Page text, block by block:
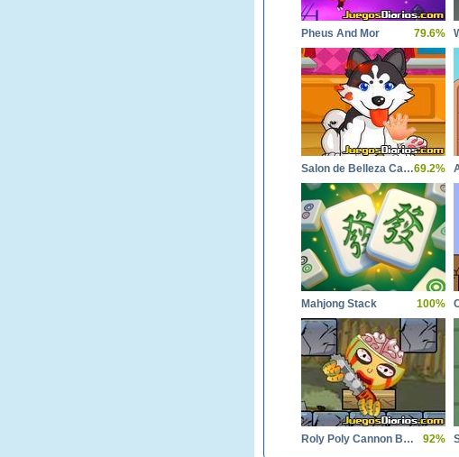
Pheus And Mor 79.6%
Salon de Belleza Canino69.2%
Mahjong Stack 100%
Roly Poly Cannon BMP 92%